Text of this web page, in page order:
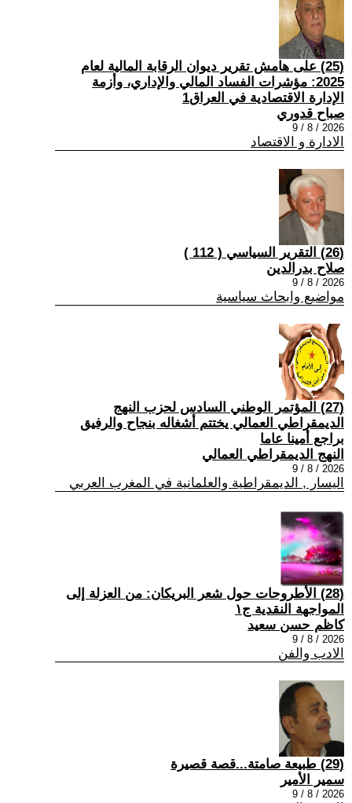
(25) على هامش تقرير ديوان الرقابة المالية لعام
2025: مؤشرات الفساد المالي والإداري، وأزمة
الإدارة الاقتصادية في العراق1
صباح قدوري
2026 / 8 / 9
الادارة و الاقتصاد
(26) التقرير السياسي ( 112 )
صلاح بدرالدين
2026 / 8 / 9
مواضيع وابحاث سياسية
(27) المؤتمر الوطني السادس لحزب النهج
الديمقراطي العمالي يختتم أشغاله بنجاح والرفيق
براجع أمينا عاما
النهج الديمقراطي العمالي
2026 / 8 / 9
اليسار , الديمقراطية والعلمانية في المغرب العربي
(28) الأطروحات حول شعر البريكان: من العزلة إلى
المواجهة النقدية ج١
كاظم حسن سعيد
2026 / 8 / 9
الادب والفن
(29) طبيعة صامتة...قصة قصيرة
سمير الأمير
2026 / 8 / 9